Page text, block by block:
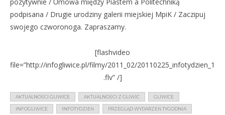
podpisana / Drugie urodziny galerii miejskiej MpiK / Zaczipuj
swojego czworonoga. Zapraszamy.
[flashvideo
file=”http://infogliwice.pl/filmy/2011_02/20110225_infotydzien_1
.flv” /]
AKTUALNOŚCI GLIWICE AKTUALNOŚCI Z GLIWIC GLIWICE
INFOGLIWICE INFOTYDZIEŃ PRZEGLĄD WYDARZEŃ TYGODNIA